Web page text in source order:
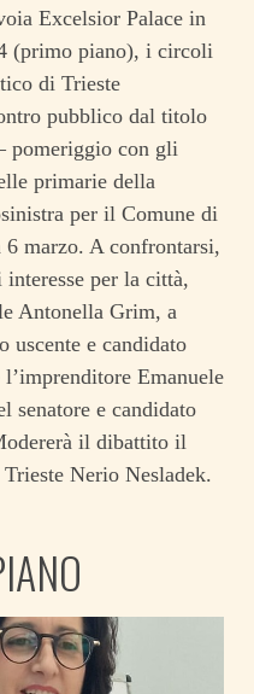
Excelsior Palace in
(primo piano), i circoli
di Trieste
pubblico dal titolo
pomeriggio con gli
primarie della
per il Comune di
marzo. A confrontarsi,
per la città,
Antonella Grim, a
uscente e candidato
Emanuele
senatore e candidato
il dibattito il
Nerio Nesladek.